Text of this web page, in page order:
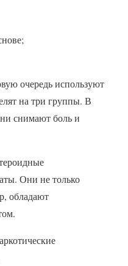
очередь используют
на три группы. В
снимают боль и
Они не только
обладают